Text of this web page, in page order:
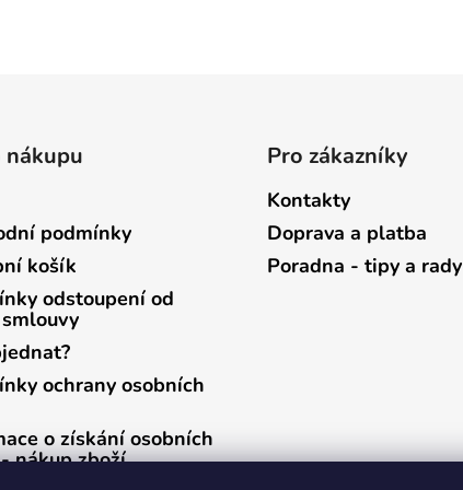
nákupu
podmínky
košík
odstoupení od
ochrany osobních
o získání osobních
nákup zboží
Pro zákazníky
Kontakty
Doprava a platba
Poradna - tipy a rady